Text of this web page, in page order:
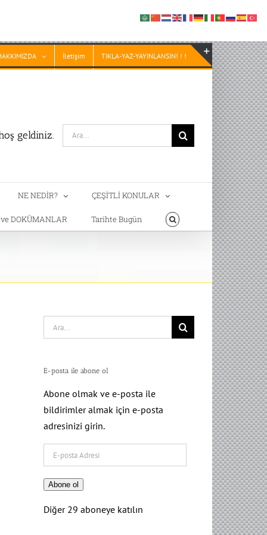
İletişim TIKLA-YAZ-YAYINLANSIN! ! !
geldiniz.
Search
for:
NE NEDİR? ÇEŞİTLİ KONULAR
DOKÜMANLAR Tarihte Bugün
Search
for:
E-posta ile abone ol
Abone olmak ve e-posta ile
bildirimler almak için e-posta
adresinizi girin.
posta
Adresi
Abone ol
Diğer 29 aboneye katılın
Toggle
Sliding
Bar
Area